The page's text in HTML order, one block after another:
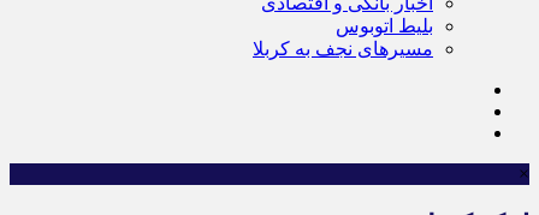
بلیط اتوبوس
مسیرهای نجف به کربلا
×